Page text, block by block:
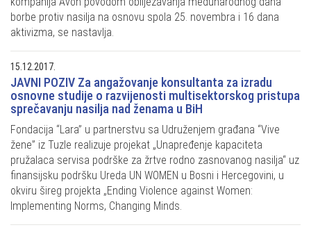
borbe protiv nasilja na osnovu spola 25. novembra i 16 dana
aktivizma, se nastavlja.
15.12.2017.
JAVNI POZIV Za angažovanje konsultanta za izradu
osnovne studije o razvijenosti multisektorskog pristupa
sprečavanju nasilja nad ženama u BiH
Fondacija “Lara” u partnerstvu sa Udruženjem građana “Vive
žene” iz Tuzle realizuje projekat „Unapređenje kapaciteta
pružalaca servisa podrške za žrtve rodno zasnovanog nasilja“ uz
finansijsku podršku Ureda UN WOMEN u Bosni i Hercegovini, u
okviru šireg projekta „Ending Violence against Women:
Implementing Norms, Changing Minds.